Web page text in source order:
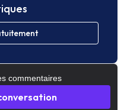
commentaires